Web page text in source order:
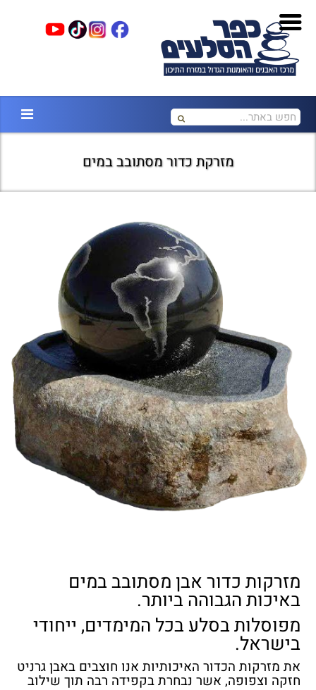
מזרקת כדור מסתובב במים
מזרקות כדור אבן מסתובב במים
באיכות הגבוהה ביותר.
מפוסלות בסלע בכל המימדים, ייחודי
בישראל.
את מזרקות הכדור האיכותיות אנו חוצבים באבן גרניט
חזקה וצפופה, אשר נבחרת בקפידה רבה תוך שילוב